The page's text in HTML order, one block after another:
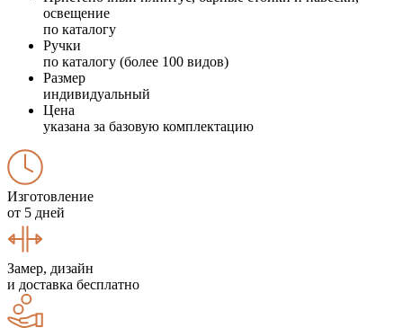
освещение
по каталогу
Ручки
по каталогу (более 100 видов)
Размер
индивидуальный
Цена
указана за базовую комплектацию
Изготовление
от 5 дней
Замер, дизайн
и доставка бесплатно